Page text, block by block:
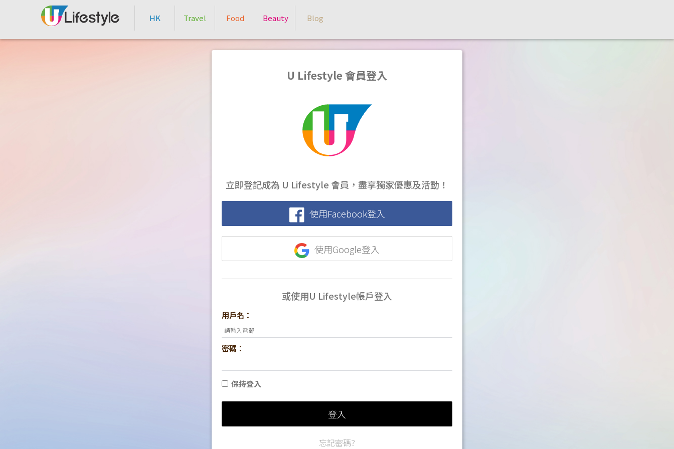
HK Travel Food Beauty Blog
U Lifestyle 會員登入
立即登記成為 U Lifestyle 會員，盡享獨家優惠及活動！
使用Facebook登入
使用Google登入
或使用U Lifestyle帳戶登入
用戶名：
密碼：
保持登入
登入
忘記密碼?